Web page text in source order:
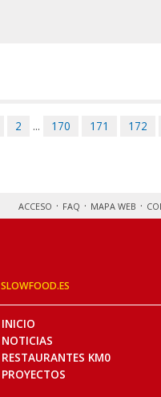
2 ... 170 171 172
ACCESO FAQ MAPA WEB
SLOWFOOD.ES
INICIO
NOTICIAS
RESTAURANTES KM0
PROYECTOS